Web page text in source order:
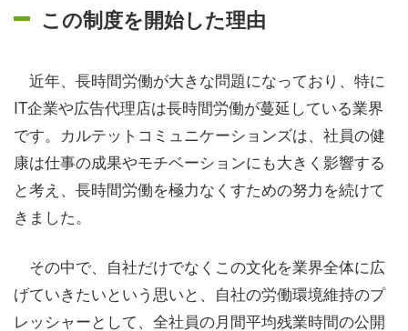
この制度を開始した理由
近年、長時間労働が大きな問題になっており、特に
IT企業や広告代理店は長時間労働が蔓延している業界
です。カルテットコミュニケーションズは、社員の健
康は仕事の成果やモチベーションにも大きく影響する
と考え、長時間労働を極力なくすための努力を続けて
きました。
その中で、自社だけでなくこの文化を業界全体に広
げていきたいという思いと、自社の労働環境維持のプ
レッシャーとして、全社員の月間平均残業時間の公開